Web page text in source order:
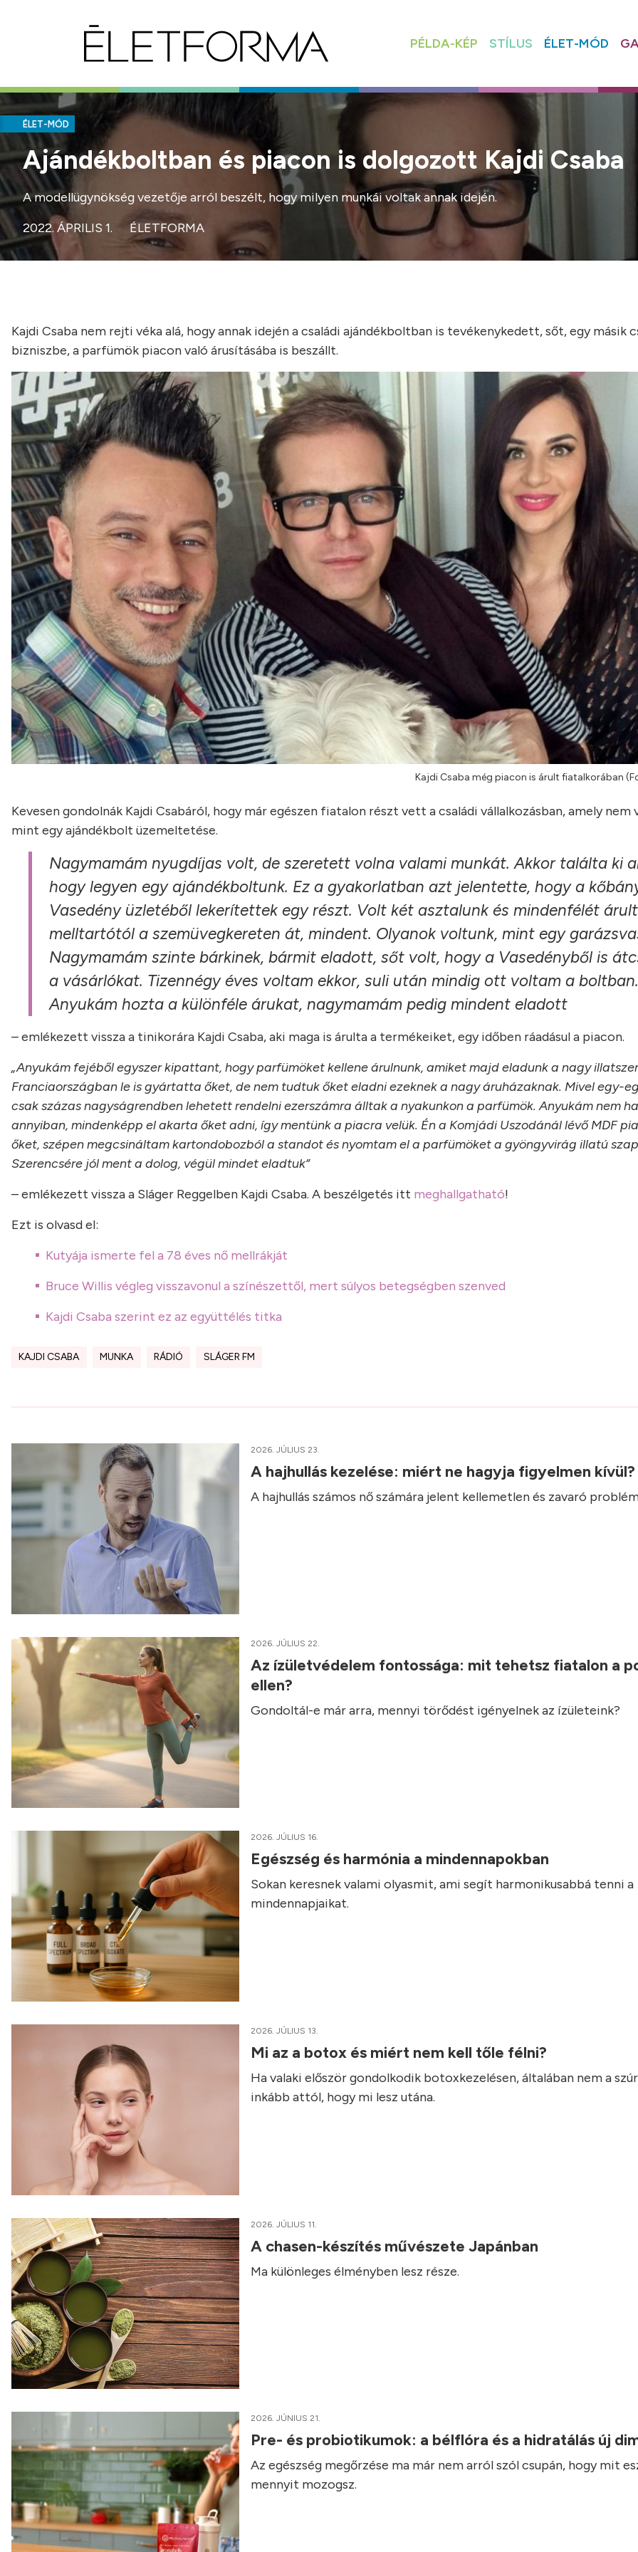
PÉLDA-KÉP STÍLUS ÉLET-MÓD
ÉLET-MÓD
Ajándékboltban és piacon is dolgozott Kajdi Csaba
A modellügynökség vezetője arról beszélt, hogy milyen munkái voltak annak idején.
2022. ÁPRILIS 1.
ÉLETFORMA
Kajdi Csaba nem rejti véka alá, hogy annak idején a családi ajándékboltban is tevékenykedett, sőt, egy másik
bizniszbe, a parfümök piacon való árusításába is beszállt.
Kajdi Csaba még piacon is árult fiatalkorában
Kevesen gondolnák Kajdi Csabáról, hogy már egészen fiatalon részt vett a családi vállalkozásban, amely nem
mint egy ajándékbolt üzemeltetése.
Nagymamám nyugdíjas volt, de szeretett volna valami munkát. Akkor találta ki
hogy legyen egy ajándékboltunk. Ez a gyakorlatban azt jelentette, hogy a
Vasedény üzletéből lekerítettek egy részt. Volt két asztalunk és mindenfélét
melltartótól a szemüvegkereten át, mindent. Olyanok voltunk, mint egy
Nagymamám szinte bárkinek, bármit eladott, sőt volt, hogy a Vasedényből is
a vásárlókat. Tizennégy éves voltam ekkor, suli után mindig ott voltam a boltban.
Anyukám hozta a különféle árukat, nagymamám pedig mindent eladott
– emlékezett vissza a tinikorára Kajdi Csaba, aki maga is árulta a termékeiket, egy időben ráadásul a piacon.
„Anyukám fejéből egyszer kipattant, hogy parfümöket kellene árulnunk, amiket majd eladunk a nagy
Franciaországban le is gyártatta őket, de nem tudtuk őket eladni ezeknek a nagy áruházaknak. Mivel egy-
csak százas nagyságrendben lehetett rendelni ezerszámra álltak a nyakunkon a parfümök. Anyukám nem
annyiban, mindenképp el akarta őket adni, így mentünk a piacra velük. Én a Komjádi Uszodánál lévő MDF
őket, szépen megcsináltam kartondobozból a standot és nyomtam el a parfümöket a gyöngyvirág illatú
Szerencsére jól ment a dolog, végül mindet eladtuk”
– emlékezett vissza a Sláger Reggelben Kajdi Csaba. A beszélgetés itt meghallgatható!
Ezt is olvasd el:
Kutyája ismerte fel a 78 éves nő mellrákját
Bruce Willis végleg visszavonul a színészettől, mert súlyos betegségben szenved
Kajdi Csaba szerint ez az együttélés titka
KAJDI CSABA MUNKA RÁDIÓ SLÁGER FM
2026. JÚLIUS 23.
A hajhullás kezelése: miért ne hagyja figyelmen kívül?
A hajhullás számos nő számára jelent kellemetlen és zavaró
2026. JÚLIUS 22.
Az ízületvédelem fontossága: mit tehetsz fiatalon a
ellen?
Gondoltál-e már arra, mennyi törődést igényelnek az ízületeink?
2026. JÚLIUS 16.
Egészség és harmónia a mindennapokban
Sokan keresnek valami olyasmit, ami segít harmonikusabbá tenni a
mindennapjaikat.
2026. JÚLIUS 13.
Mi az a botox és miért nem kell tőle félni?
Ha valaki először gondolkodik botoxkezelésen, általában nem a
inkább attól, hogy mi lesz utána.
2026. JÚLIUS 11.
A chasen-készítés művészete Japánban
Ma különleges élményben lesz része.
2026. JÚNIUS 21.
Pre- és probiotikumok: a bélflóra és a hidratálás új
Az egészség megőrzése ma már nem arról szól csupán, hogy mit
mennyit mozogsz.